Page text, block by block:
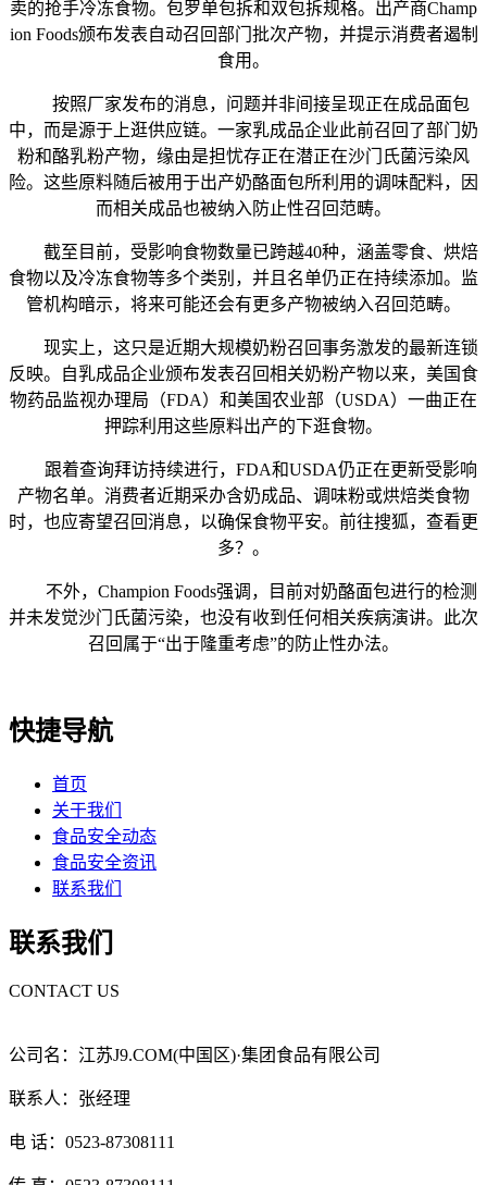
卖的抢手冷冻食物。包罗单包拆和双包拆规格。出产商Champ
ion Foods颁布发表自动召回部门批次产物，并提示消费者遏制
食用。
按照厂家发布的消息，问题并非间接呈现正在成品面包
中，而是源于上逛供应链。一家乳成品企业此前召回了部门奶
粉和酪乳粉产物，缘由是担忧存正在潜正在沙门氏菌污染风
险。这些原料随后被用于出产奶酪面包所利用的调味配料，因
而相关成品也被纳入防止性召回范畴。
截至目前，受影响食物数量已跨越40种，涵盖零食、烘焙
食物以及冷冻食物等多个类别，并且名单仍正在持续添加。监
管机构暗示，将来可能还会有更多产物被纳入召回范畴。
现实上，这只是近期大规模奶粉召回事务激发的最新连锁
反映。自乳成品企业颁布发表召回相关奶粉产物以来，美国食
物药品监视办理局（FDA）和美国农业部（USDA）一曲正在
押踪利用这些原料出产的下逛食物。
跟着查询拜访持续进行，FDA和USDA仍正在更新受影响
产物名单。消费者近期采办含奶成品、调味粉或烘焙类食物
时，也应寄望召回消息，以确保食物平安。前往搜狐，查看更
多？。
不外，Champion Foods强调，目前对奶酪面包进行的检测
并未发觉沙门氏菌污染，也没有收到任何相关疾病演讲。此次
召回属于“出于隆重考虑”的防止性办法。
快捷导航
首页
关于我们
食品安全动态
食品安全资讯
联系我们
联系我们
CONTACT US
公司名：江苏J9.COM(中国区)·集团食品有限公司
联系人：张经理
电 话：0523-87308111